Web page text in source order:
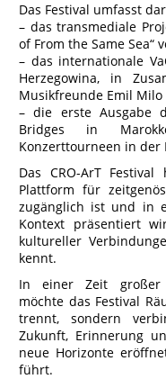
Das Festival umfasst
– das transmediale
of From the Same Sea“
– das internationale
Herzegowina, in
Musikfreunde Emil Milo
– die erste Ausgabe
Bridges in
Konzerttourneen in der
Das CRO-ArT
Plattform für
zugänglich ist und in
Kontext präsentiert
kultureller
kennt.
In einer Zeit großer
möchte das Festival
trennt, sondern
Zukunft, Erinnerung
neue Horizonte
führt.